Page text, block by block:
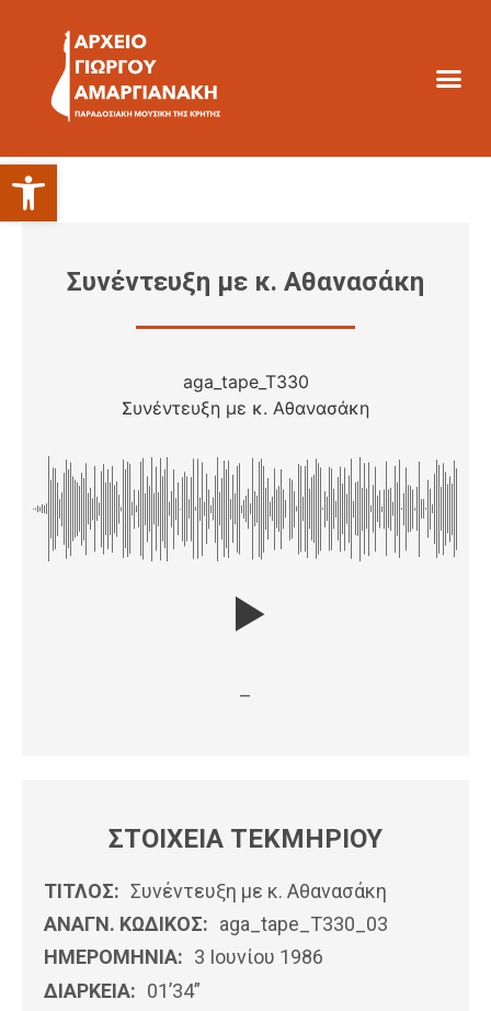
Ανοίξτε τη γραμμή εργαλείων
Συνέντευξη με κ. Αθανασάκη
aga_tape_T330
Συνέντευξη με κ. Αθανασάκη
–
ΣΤΟΙΧΕΙΑ ΤΕΚΜΗΡΙΟΥ
ΤΙΤΛΟΣ: Συνέντευξη με κ. Αθανασάκη
ΑΝΑΓΝ. ΚΩΔΙΚΟΣ: aga_tape_T330_03
ΗΜΕΡΟΜΗΝΊΑ: 3 Ιουνίου 1986
ΔΙΑΡΚΕΙΑ: 01’34”